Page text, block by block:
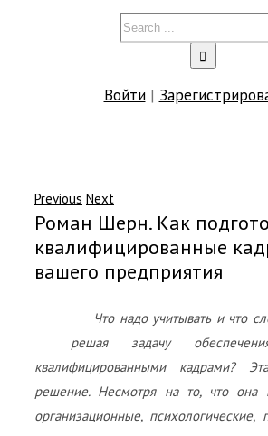
Войти|
Previous Next
Роман Шерн. Как
квалифицированные
вашего предприятия
Что надо учитывать и что
решая задачу
квалифицированными кадрами?
решение. Несмотря на то, что она
организационные, психологические,